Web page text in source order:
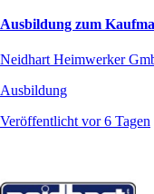
Ausbildung zum
Neidhart Heimwerker
Ausbildung
Veröffentlicht vor 6 Tagen